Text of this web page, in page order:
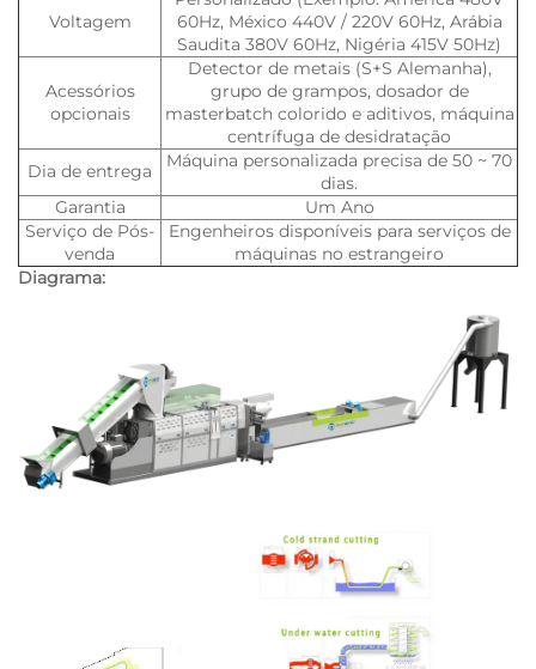
Voltagem
60Hz, México 440V / 220V 60Hz, Arábia
Saudita 380V 60Hz, Nigéria 415V 50Hz)
Acessórios
opcionais
Detector de metais (S+S Alemanha),
grupo de grampos, dosador de
masterbatch colorido e aditivos, máquina
centrífuga de desidratação
Dia de entrega
Máquina personalizada precisa de 50 ~ 70
dias.
Garantia
Um Ano
Serviço de Pós-
venda
Engenheiros disponíveis para serviços de
máquinas no estrangeiro
Diagrama: